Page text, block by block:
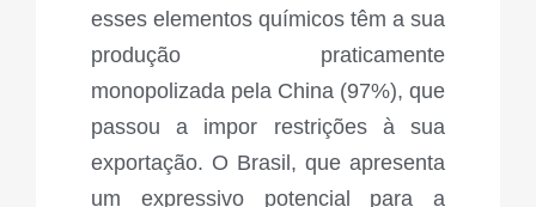
esses elementos químicos têm a sua
produção praticamente
monopolizada pela China (97%), que
passou a impor restrições à sua
exportação. O Brasil, que apresenta
um expressivo potencial para a